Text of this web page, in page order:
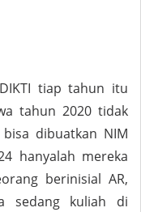
tiap tahun itu
tahun 2020 tidak
dibuatkan NIM
hanyalah mereka
berinisial AR,
sedang kuliah di